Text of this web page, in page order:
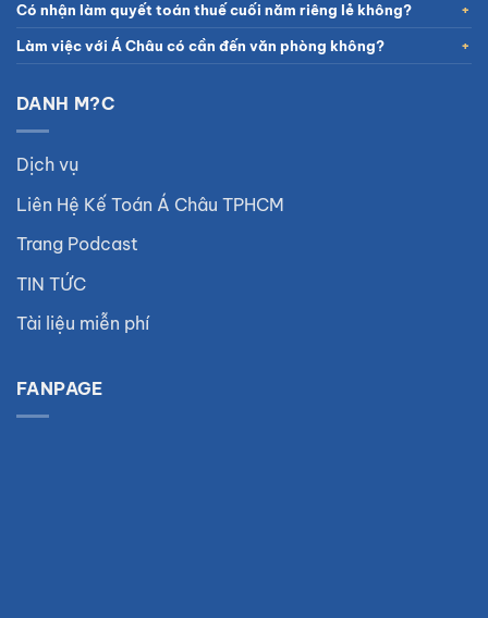
Có nhận làm quyết toán thuế cuối năm riêng lẻ không?
Làm việc với Á Châu có cần đến văn phòng không?
DANH M?C
Dịch vụ
Liên Hệ Kế Toán Á Châu TPHCM
Trang Podcast
TIN TỨC
Tài liệu miễn phí
FANPAGE